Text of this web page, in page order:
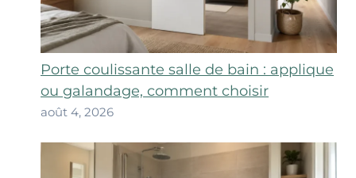
Porte coulissante salle de bain : applique
ou galandage, comment choisir
août 4, 2026